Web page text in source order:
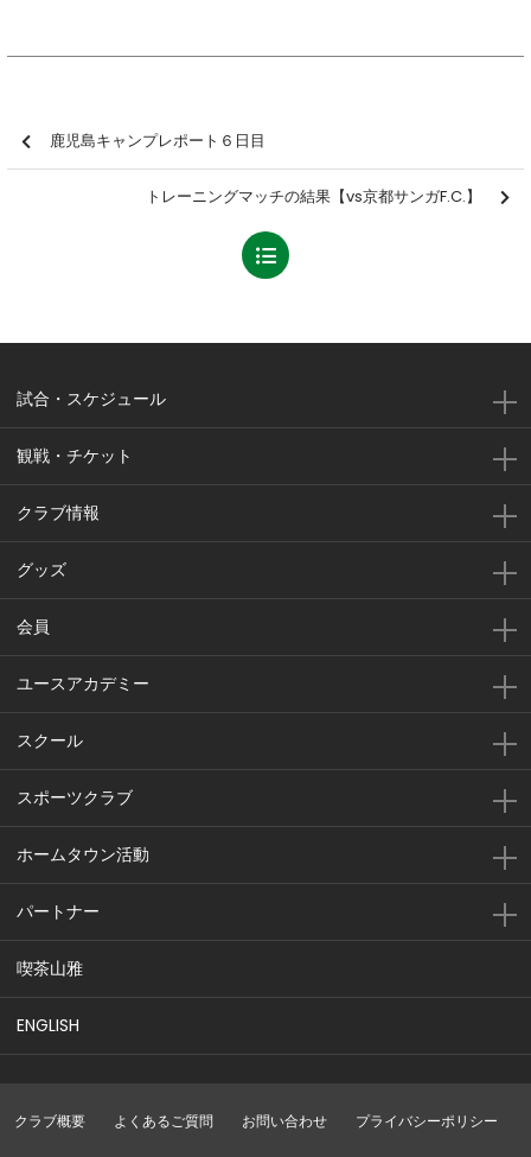
鹿児島キャンプレポート６日目
トレーニングマッチの結果【vs京都サンガF.C.】
試合・スケジュール
観戦・チケット
クラブ情報
グッズ
会員
ユースアカデミー
スクール
スポーツクラブ
ホームタウン活動
パートナー
喫茶山雅
ENGLISH
クラブ概要 よくあるご質問 お問い合わせ プライバシーポリシー